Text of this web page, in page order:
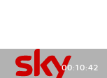
00:10:42